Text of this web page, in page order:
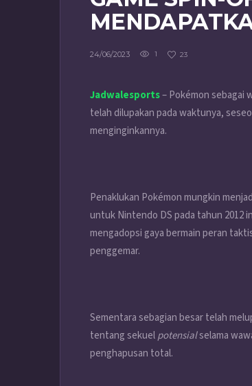
24/06/2023 1 23
Jadwalesports– Pokémon sebagai
telah dilupakan pada waktunya,
menginginkannya.
Penaklukan Pokémon mungkin
untuk Nintendo DS pada tahun 2012
mengadopsi gaya bermain peran
penggemar.
Sementara sebagian besar telah
tentang sekuelpotensialselama
penghapusan total.